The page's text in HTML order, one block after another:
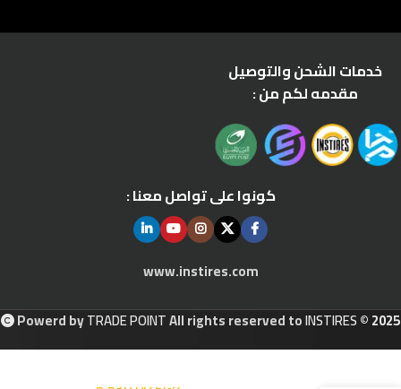
خدمات الشحن والتوصيل
مقدمه لكم من :
كونوا على تواصل معنا :
www.instires.com
Powerd byTRADE POINTAll rights reserved toINSTIRES© 2025